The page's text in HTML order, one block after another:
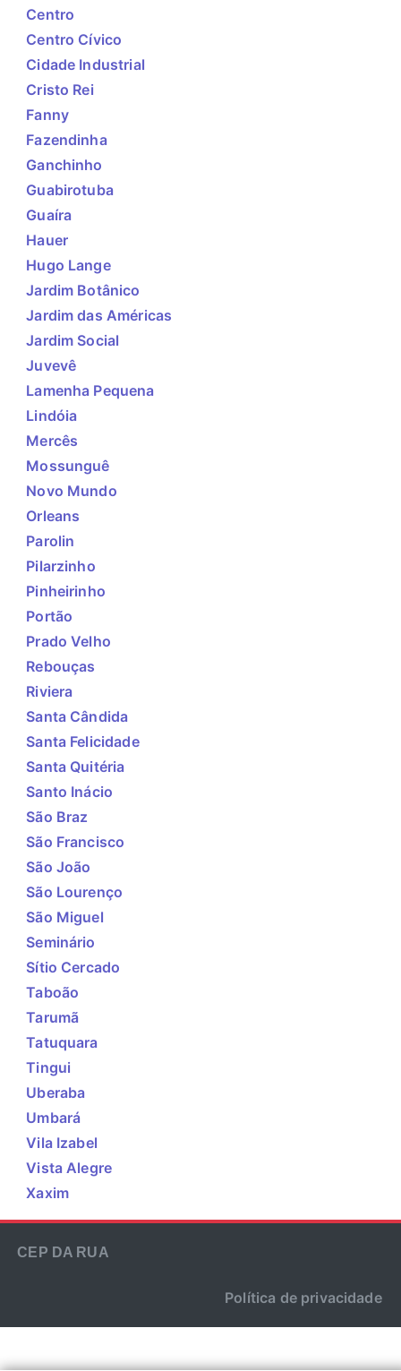
Centro
Centro Cívico
Cidade Industrial
Cristo Rei
Fanny
Fazendinha
Ganchinho
Guabirotuba
Guaíra
Hauer
Hugo Lange
Jardim Botânico
Jardim das Américas
Jardim Social
Juvevê
Lamenha Pequena
Lindóia
Mercês
Mossunguê
Novo Mundo
Orleans
Parolin
Pilarzinho
Pinheirinho
Portão
Prado Velho
Rebouças
Riviera
Santa Cândida
Santa Felicidade
Santa Quitéria
Santo Inácio
São Braz
São Francisco
São João
São Lourenço
São Miguel
Seminário
Sítio Cercado
Taboão
Tarumã
Tatuquara
Tingui
Uberaba
Umbará
Vila Izabel
Vista Alegre
Xaxim
CEP DA RUA
Política de privacidade